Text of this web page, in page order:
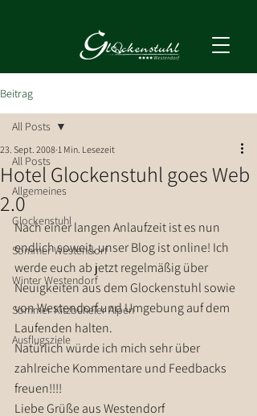
Beitrag
All Posts
Allgemeines
Glockenstuhl
Sommer Westendorf
Winter Westendorf
Sommer Kitzbüheler Alpen
Ausflugsziele
All Posts
Hotel Glockenstuhl goes Web
2.0
23. Sept. 2008 1 Min. Lesezeit
Nach einer langen Anlaufzeit ist es nun
endlich soweit, unser Blog ist online! Ich
werde euch ab jetzt regelmäßig über
Neuigkeiten aus dem Glockenstuhl sowie
von Westendorf und Umgebung auf dem
Laufenden halten.
Natürlich würde ich mich sehr über
zahlreiche Kommentare und Feedbacks
freuen!!!!
Liebe Grüße aus Westendorf